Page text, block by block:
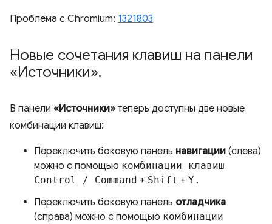
Проблема с Chromium: 1321803
Новые сочетания клавиш на панели
«Источники».
В панели «Источники» теперь доступны две новые
комбинации клавиш:
Переключить боковую панель навигации (слева)
можно с помощью комбинации клавиш
Control / Command + Shift + Y.
Переключить боковую панель отладчика
(справа) можно с помощью комбинации